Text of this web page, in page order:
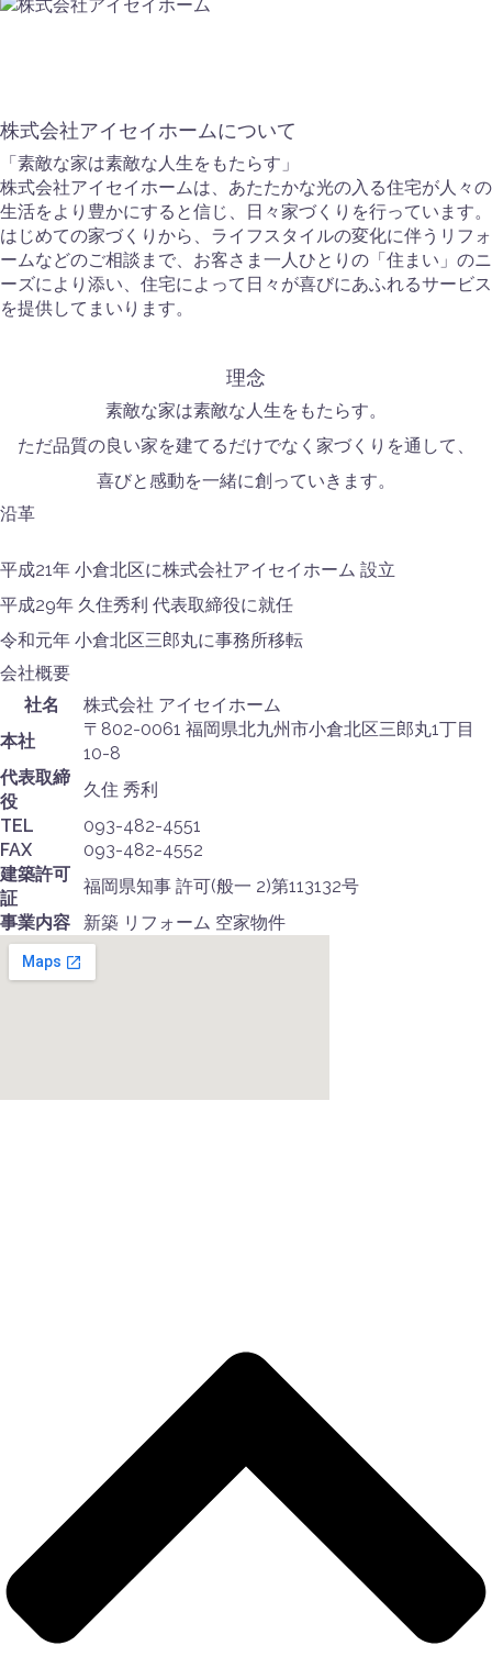
株式会社アイセイホームについて
「素敵な家は素敵な人生をもたらす」
株式会社アイセイホームは、あたたかな光の入る住宅が人々の
生活をより豊かにすると信じ、日々家づくりを行っています。
はじめての家づくりから、ライフスタイルの変化に伴うリフォ
ームなどのご相談まで、お客さま一人ひとりの「住まい」のニ
ーズにより添い、住宅によって日々が喜びにあふれるサービス
を提供してまいります。
理念
素敵な家は素敵な人生をもたらす。
ただ品質の良い家を建てるだけでなく家づくりを通して、
喜びと感動を一緒に創っていきます。
沿革
平成21年 小倉北区に株式会社アイセイホーム 設立
平成29年 久住秀利 代表取締役に就任
令和元年 小倉北区三郎丸に事務所移転
会社概要
社名
株式会社 アイセイホーム
本社
〒802-0061 福岡県北九州市小倉北区三郎丸1丁目
10-8
代表取締
役
久住 秀利
TEL
093-482-4551
FAX
093-482-4552
建築許可
証
福岡県知事 許可(般一 2)第113132号
事業内容
新築 リフォーム 空家物件